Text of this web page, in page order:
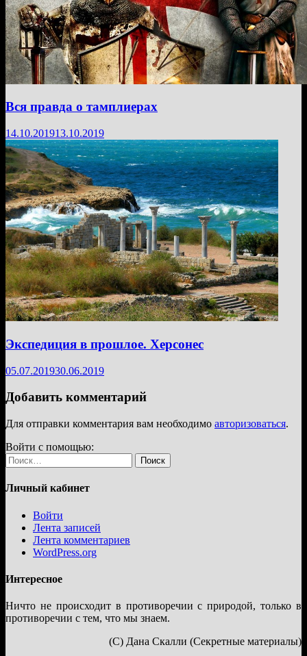
Вся правда о тамплиерах
14.10.201913.10.2019
Экспедиция в прошлое. Херсонес
05.07.201930.06.2019
Добавить комментарий
Для отправки комментария вам необходимо авторизоваться.
Войти с помощью:
Найти:
Личный кабинет
Войти
Лента записей
Лента комментариев
WordPress.org
Интересное
Ничто не происходит в противоречии с природой, только в
противоречии с тем, что мы знаем.
(С) Дана Скалли (Секретные материалы)